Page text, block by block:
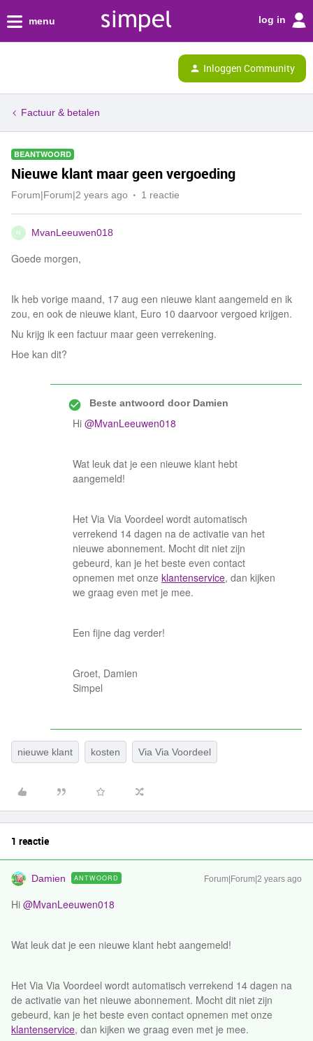
menu log in
Inloggen Community
Factuur & betalen
BEANTWOORD
Nieuwe klant maar geen vergoeding
Forum|Forum|2 years ago 1 reactie
M MvanLeeuwen018
Goede morgen,
Ik heb vorige maand, 17 aug een nieuwe klant aangemeld en ik
zou, en ook de nieuwe klant, Euro 10 daarvoor vergoed krijgen.
Nu krijg ik een factuur maar geen verrekening.
Hoe kan dit?
Beste antwoord doorDamien
Hi @MvanLeeuwen018
Wat leuk dat je een nieuwe klant hebt
aangemeld!
Het Via Via Voordeel wordt automatisch
verrekend 14 dagen na de activatie van het
nieuwe abonnement. Mocht dit niet zijn
gebeurd, kan je het beste even contact
opnemen met onze klantenservice, dan kijken
we graag even met je mee.
Een fijne dag verder!
Groet, Damien
Simpel
nieuwe klant kosten Via Via Voordeel
1 reactie
Damien ANTWOORD Forum|Forum|2 years ago
Hi @MvanLeeuwen018
Wat leuk dat je een nieuwe klant hebt aangemeld!
Het Via Via Voordeel wordt automatisch verrekend 14 dagen na
de activatie van het nieuwe abonnement. Mocht dit niet zijn
gebeurd, kan je het beste even contact opnemen met onze
klantenservice, dan kijken we graag even met je mee.